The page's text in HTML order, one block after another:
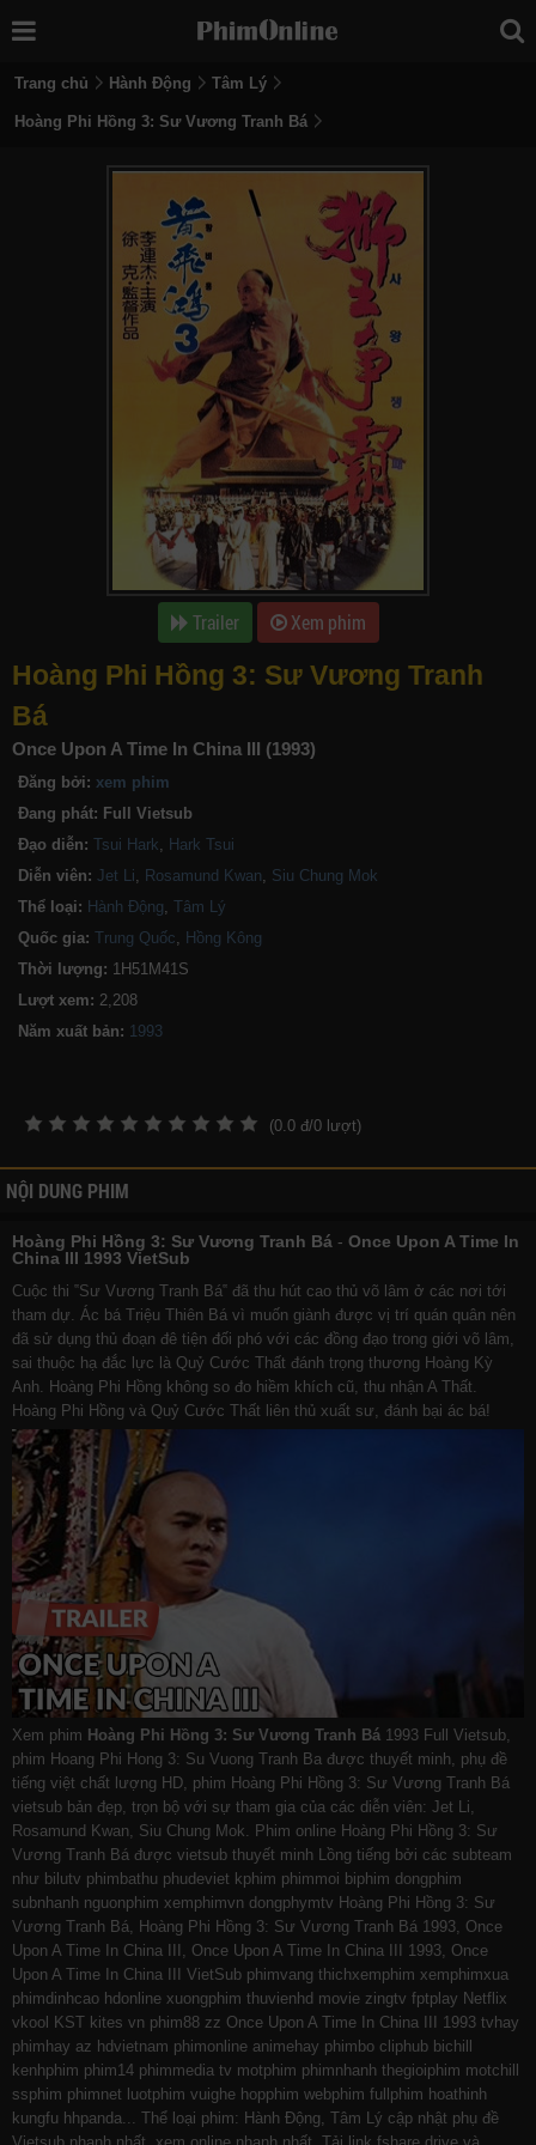
Trang chủ Hành Động Tâm Lý
Hoàng Phi Hồng 3: Sư Vương Tranh Bá
Trailer Xem phim
Hoàng Phi Hồng 3: Sư Vương Tranh
Bá
Once Upon A Time In China III (1993)
Đăng bởi: xem phim
Đang phát: Full Vietsub
Đạo diễn: Tsui Hark, Hark Tsui
Diễn viên: Jet Li, Rosamund Kwan, Siu Chung Mok
Thể loại: Hành Động, Tâm Lý
Quốc gia: Trung Quốc, Hồng Kông
Thời lượng: 1H51M41S
Lượt xem: 2,208
Năm xuất bản:
(0.0 đ/0 lượt)
NỘI DUNG PHIM
Hoàng Phi Hồng 3: Sư Vương Tranh Bá - Once Upon A Time In
China III 1993 VietSub
Cuộc thi ‟Sư Vương Tranh Bá‟ đã thu hút cao thủ võ lâm ở các nơi tới
tham dự. Ác bá Triệu Thiên Bá vì muốn giành được vị trí quán quân nên
đã sử dụng thủ đoạn đê tiện đối phó với các đồng đạo trong giới võ lâm,
sai thuộc hạ đắc lực là Quỷ Cước Thất đánh trọng thương Hoàng Kỳ
Anh. Hoàng Phi Hồng không so đo hiềm khích cũ, thu nhận A Thất.
Hoàng Phi Hồng và Quỷ Cước Thất liên thủ xuất sư, đánh bại ác bá!
Xem phim Hoàng Phi Hồng 3: Sư Vương Tranh Bá 1993 Full Vietsub,
phim Hoang Phi Hong 3: Su Vuong Tranh Ba được thuyết minh, phụ đề
tiếng việt chất lượng HD, phim Hoàng Phi Hồng 3: Sư Vương Tranh Bá
vietsub bản đẹp, trọn bộ với sự tham gia của các diễn viên: Jet Li,
Rosamund Kwan, Siu Chung Mok. Phim online Hoàng Phi Hồng 3: Sư
Vương Tranh Bá được vietsub thuyết minh Lồng tiếng bởi các subteam
như bilutv phimbathu phudeviet kphim phimmoi biphim dongphim
subnhanh nguonphim xemphimvn dongphymtv Hoàng Phi Hồng 3: Sư
Vương Tranh Bá, Hoàng Phi Hồng 3: Sư Vương Tranh Bá 1993, Once
Upon A Time In China III, Once Upon A Time In China III 1993, Once
Upon A Time In China III VietSub phimvang thichxemphim xemphimxua
phimdinhcao hdonline xuongphim thuvienhd movie zingtv fptplay Netflix
vkool KST kites vn phim88 zz Once Upon A Time In China III 1993 tvhay
phimhay az hdvietnam phimonline animehay phimbo cliphub bichill
kenhphim phim14 phimmedia tv motphim phimnhanh thegioiphim motchill
ssphim phimnet luotphim vuighe hopphim webphim fullphim hoathinh
kungfu hhpanda ... Thể loại phim: Hành Động, Tâm Lý cập nhật phụ đề